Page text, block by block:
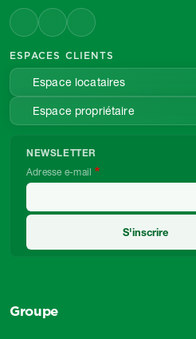
ESPACES CLIENTS
Espace locataires
Espace propriétaire
NEWSLETTER
Adresse e-mail
Groupe